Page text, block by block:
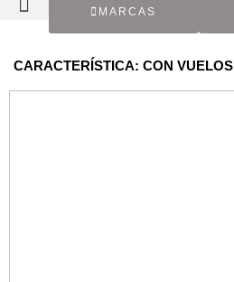
MARCAS
CARACTERÍSTICA: CON VUELOS